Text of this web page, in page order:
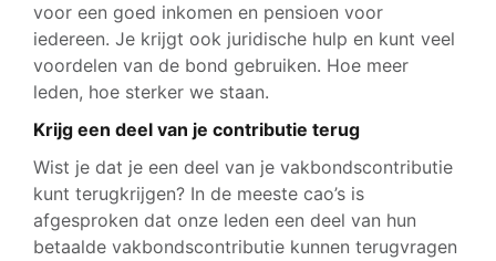
voor een goed inkomen en pensioen voor
iedereen. Je krijgt ook juridische hulp en kunt veel
voordelen van de bond gebruiken. Hoe meer
leden, hoe sterker we staan.
Krijg een deel van je contributie terug
Wist je dat je een deel van je vakbondscontributie
kunt terugkrijgen? In de meeste cao’s is
afgesproken dat onze leden een deel van hun
betaalde vakbondscontributie kunnen terugvragen